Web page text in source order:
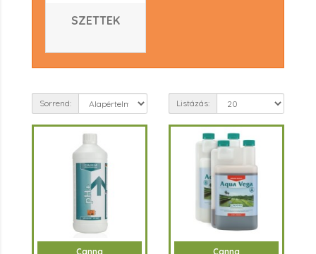
SZETTEK
Sorrend: Listázás:
Canna Canna